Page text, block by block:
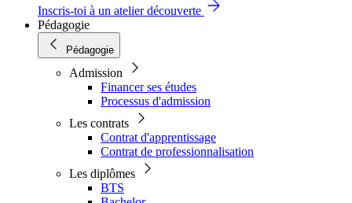
Inscris-toi à un atelier découverte
Pédagogie
Pédagogie
Admission
Financer ses études
Processus d'admission
Les contrats
Contrat d'apprentissage
Contrat de professionnalisation
Les diplômes
BTS